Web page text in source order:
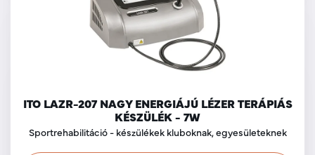
ITO LAZR-207 NAGY ENERGIÁJÚ LÉZER TERÁPIÁS
KÉSZÜLÉK - 7W
Sportrehabilitáció - készülékek kluboknak, egyesületeknek